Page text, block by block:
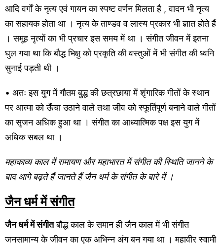
आदि वर्गों के नृत्य एवं गायन का स्पष्ट वर्णन मिलता है , वादन भी नृत्य
का सहायक होता था । नृत्य के ताण्डव व लास्य प्रकार भी ज्ञात होते हैं
। समूह नृत्यों का भी प्रचार इस समय में था । संगीत जीवन में इतना
घुल गया था कि बौद्ध भिक्षु को प्रकृति की वस्तुओं में भी संगीत की ध्वनि
सुनाई पड़ती थी ।
• अतः इस युग में गौतम बुद्ध की छत्रछाया में शृंगारिक गीतों के स्थान
पर आत्मा को ऊँचा उठाने वाले तथा जीव को स्फूर्तिपूर्ण बनाने वाले गीतों
का सृजन अधिक हुआ था । संगीत का आध्यात्मिक पक्ष इस युग में
अधिक सबल था ।
महाकाव्य काल में रामायण और महाभारत में संगीत की स्थिति जानने के
बाद आगे बढ़ते हैं जानते हैं जैन धर्म के संगीत के बारे में ।
जैन धर्म में संगीत
जैन धर्म में संगीतबौद्ध काल के समान ही जैन काल में भी संगीत
जनसामान्य के जीवन का एक अभिन्न अंग बन गया था । महावीर स्वामी